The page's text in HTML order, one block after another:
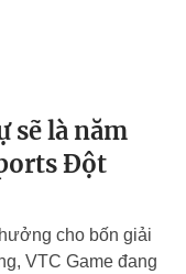
sẽ là năm
Đột
cho bốn giải
VTC Game đang